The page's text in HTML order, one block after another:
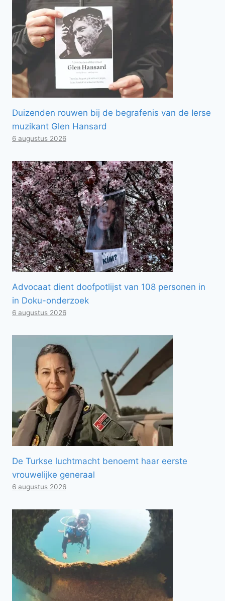
Duizenden rouwen bij de begrafenis van de Ierse
muzikant Glen Hansard
6 augustus 2026
Advocaat dient doofpotlijst van 108 personen in
in Doku-onderzoek
6 augustus 2026
De Turkse luchtmacht benoemt haar eerste
vrouwelijke generaal
6 augustus 2026